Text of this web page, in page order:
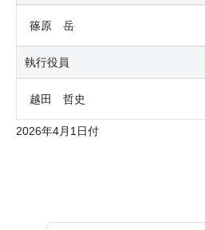
篠原 岳
執行役員
越田 哲史
2026年4月1日付